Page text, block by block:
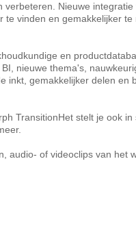
Nieuwe integratie
te vinden en gemakkelijker te
en
nieuwe thema's,
inkt, gemakkelijker delen en
TransitionHet stelt je ook in
audio- of videoclips van het